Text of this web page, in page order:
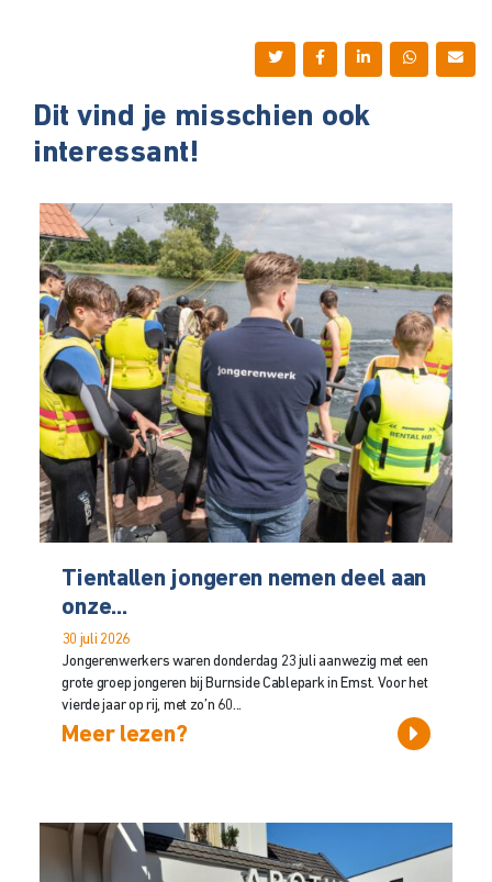
Dit vind je misschien ook
interessant!
Tientallen jongeren nemen deel aan
onze...
30 juli 2026
Jongerenwerkers waren donderdag 23 juli aanwezig met een
grote groep jongeren bij Burnside Cablepark in Emst. Voor het
vierde jaar op rij, met zo’n 60...
Meer lezen?